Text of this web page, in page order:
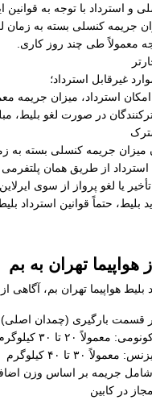
و استرداد با توجه به قوانین
جریمه کنسلی بسته به زمان
معمولاً طی چند روز کاری.
غیرقابل استرداد؛
استرداد، میزان جریمه
در صورت لغو بلیط،
میزان جریمه کنسلی بسته به
از طریق همان
یا لغو پرواز از سوی
بلیط، حتماً قوانین استرداد
هواپیما تهران به بم
بلیط هواپیما تهران بم،
قسمت بارگیری (چمدان اصلی)
تا ۳۰ کیلوگرم (بسته به ایرلاین)
۳۰ تا ۴۰ کیلوگرم
شامل جریمه بر اساس وزن
در کابین